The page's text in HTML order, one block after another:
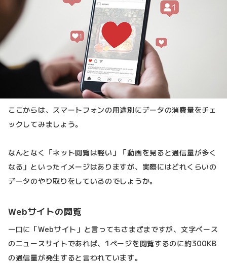
ここからは、スマートフォンの用途別にデータの消費量をチェ
ックしてみましょう。
なんとなく「ネット閲覧は軽い」「動画を見ると通信量が多く
なる」といったイメージはありますが、実際にはどれくらいの
データのやり取りをしているのでしょうか。
Webサイトの閲覧
一口に「Webサイト」と言ってもさまざまですが、文字ベース
のニュースサイトであれば、1ページを閲覧するのに約300KB
の通信量が発生すると言われています。